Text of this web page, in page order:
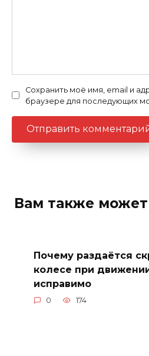
Сохранить моё имя, email и
браузере для последующих
Вам также может
Почему раздаётся
колесе при
исправимо
0 174